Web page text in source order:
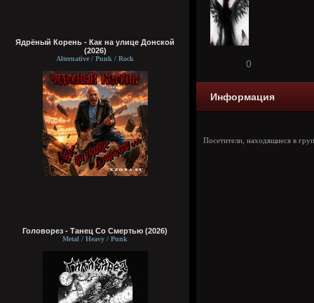
Ядрёный Корень - Как на улице Донской
(2026)
Alternative / Punk / Rock
Головорез - Tанец Со Смертью (2026)
Metal / Heavy / Punk
0
Информация
Посетители, находящиеся в